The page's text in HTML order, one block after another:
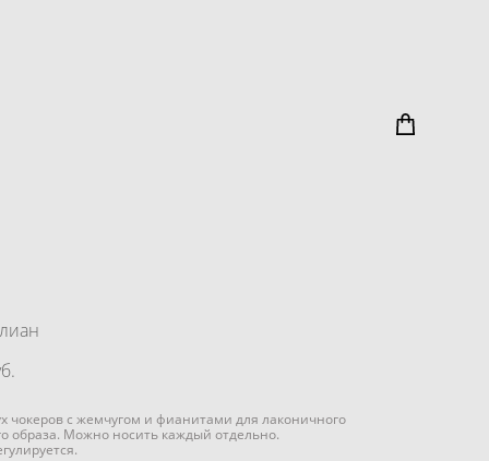
чокеров с жемчугом и фианитами для лаконичного
образа. Можно носить каждый отдельно.